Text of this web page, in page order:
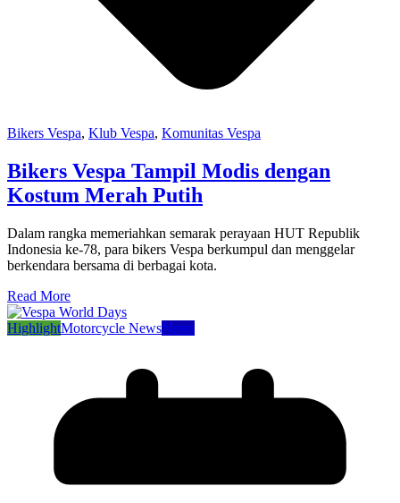
Bikers Vespa, Klub Vespa, Komunitas Vespa
Bikers Vespa Tampil Modis dengan
Kostum Merah Putih
Dalam rangka memeriahkan semarak perayaan HUT Republik
Indonesia ke-78, para bikers Vespa berkumpul dan menggelar
berkendara bersama di berbagai kota.
Read More
HighlightMotorcycle NewsNews